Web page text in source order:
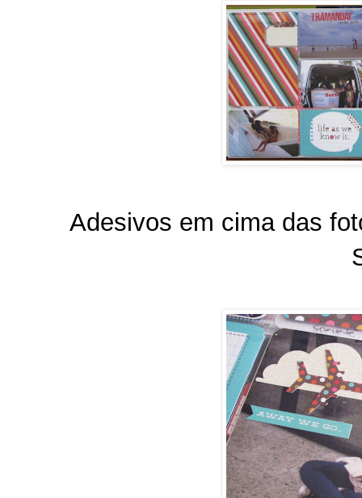
Adesivos em cima das